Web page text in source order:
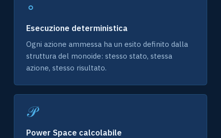
∘
Esecuzione deterministica
Ogni azione ammessa ha un esito definito dalla
struttura del monoide: stesso stato, stessa
azione, stesso risultato.
𝒫
Power Space calcolabile